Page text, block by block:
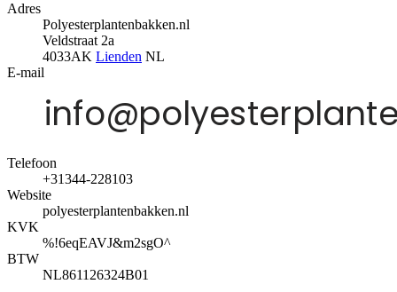
Adres
Polyesterplantenbakken.nl
Veldstraat 2a
4033AK Lienden NL
E-mail
Telefoon
+31344-228103
Website
polyesterplantenbakken.nl
KVK
%!6eqEAVJ&m2sgO^
BTW
NL861126324B01